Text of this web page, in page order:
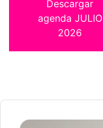
Descargar
agenda JULIO
2026